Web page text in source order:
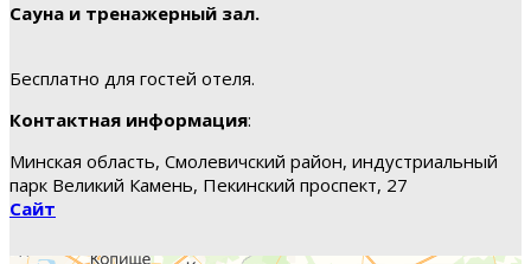
Сауна и тренажерный зал.
Бесплатно для гостей отеля.
Контактная информация:
Минская область, Смолевичский район, индустриальный
парк Великий Камень, Пекинский проспект, 27
Сайт